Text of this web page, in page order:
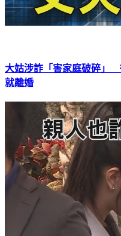
大姑涉詐「害家庭破碎」
就離婚